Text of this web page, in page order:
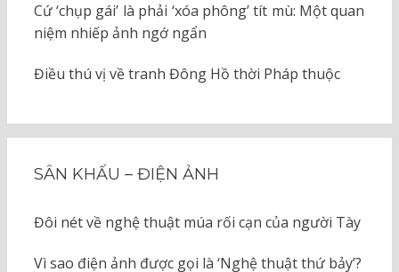
Cứ ‘chụp gái’ là phải ‘xóa phông’ tít mù: Một quan
niệm nhiếp ảnh ngớ ngẩn
Điều thú vị về tranh Đông Hồ thời Pháp thuộc
SÂN KHẤU – ĐIỆN ẢNH
Đôi nét về nghệ thuật múa rối cạn của người Tày
Vì sao điện ảnh được gọi là ‘Nghệ thuật thứ bảy’?